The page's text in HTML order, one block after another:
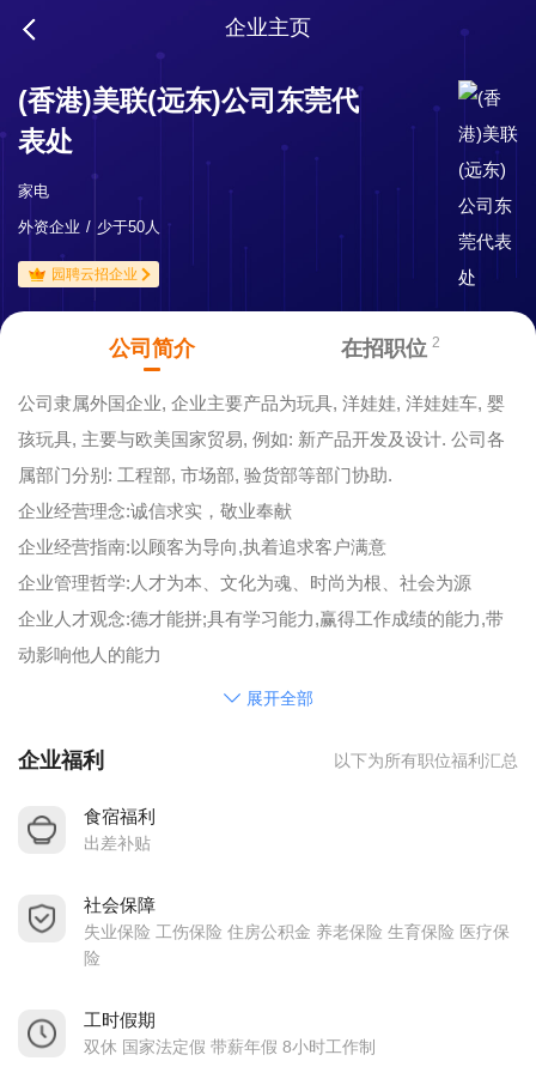
企业主页
(香港)美联(远东)公司东莞代
表处
家电
外资企业
少于50人
园聘云招企业
公司简介 在招职位 2
公司隶属外国企业, 企业主要产品为玩具, 洋娃娃, 洋娃娃车, 婴
孩玩具, 主要与欧美国家贸易, 例如: 新产品开发及设计. 公司各
属部门分别: 工程部, 市场部, 验货部等部门协助.
企业经营理念:诚信求实，敬业奉献
企业经营指南:以顾客为导向,执着追求客户满意
企业管理哲学:人才为本、文化为魂、时尚为根、社会为源
企业人才观念:德才能拼;具有学习能力,赢得工作成绩的能力,带
动影响他人的能力
公司现因业务拓展，特诚聘行业内各职务精英人员。
展开全部
企业福利 以下为所有职位福利汇总
食宿福利
出差补贴
社会保障
失业保险 工伤保险 住房公积金 养老保险 生育保险 医疗保
险
工时假期
双休 国家法定假 带薪年假 8小时工作制